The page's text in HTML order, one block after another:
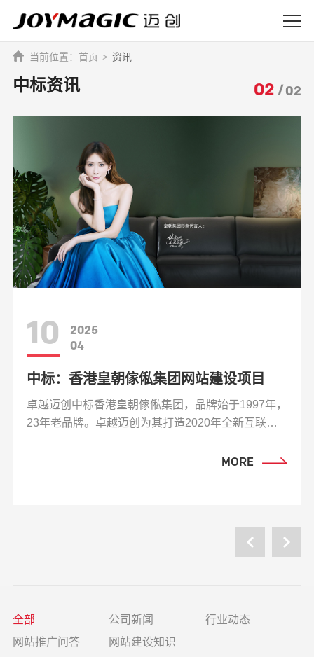
首页 资讯
中标资讯 02 /02
10
2025
04
中标：香港皇朝傢俬集团网站建设项目
卓越迈创中标香港皇朝傢俬集团，品牌始于1997年，
23年老品牌。卓越迈创为其打造2020年全新互联网
MORE
全部 公司新闻
行业动态
网站推广问答
网站建设知识